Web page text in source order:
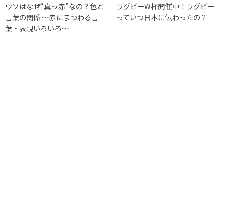
ウソはなぜ“真っ赤”なの？色と
言葉の関係 ～赤にまつわる言
葉・表現いろいろ～
ラグビーW杯開催中！ラグビー
っていつ日本に伝わったの？